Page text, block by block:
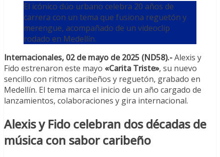
El icónico dúo urbano celebra 20 años de
carrera con un tema que fusiona reguetón y
merengue, acompañado de un videoclip
rodado en Medellín.
Internacionales, 02 de mayo de 2025 (ND58).-Alexis y
Fido estrenaron este mayo «Carita Triste», su nuevo
sencillo con ritmos caribeños y reguetón, grabado en
Medellín. El tema marca el inicio de un año cargado de
lanzamientos, colaboraciones y gira internacional.
Alexis y Fido celebran dos décadas de
música con sabor caribeño